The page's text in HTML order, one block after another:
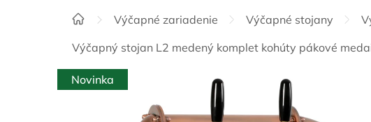
DomovVýčapné zariadenie Výčapné stojany
Výčapný stojan L2 medený komplet kohúty pákové
Novinka